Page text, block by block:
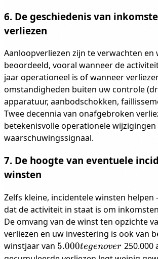
6. De geschiedenis van
verliezen
Aanloopverliezen zijn te verwachten
beoordeeld, vooral wanneer de
jaar operationeel is of wanneer
omstandigheden buiten uw controle
apparatuur, aanbodschokken,
Twee decennia van onafgebroken
betekenisvolle operationele
waarschuwingssignaal.
7. De hoogte van eventuele
winsten
Zelfs kleine, incidentele winsten
dat de activiteit in staat is om
De omvang van de winst ten opzichte
verliezen en uw investering is ook van
winstjaar van 5.000
5.000tegenover 250.000